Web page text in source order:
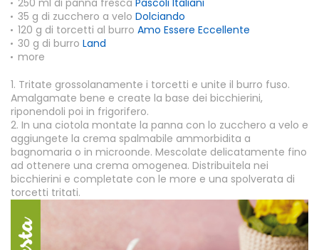
250 ml di panna fresca Pascoli Italiani
35 g di zucchero a velo Dolciando
120 g di torcetti al burro Amo Essere Eccellente
30 g di burro Land
more
1. Tritate grossolanamente i torcetti e unite il burro fuso.
Amalgamate bene e create la base dei bicchierini,
riponendoli poi in frigorifero.
2. In una ciotola montate la panna con lo zucchero a velo e
aggiungete la crema spalmabile ammorbidita a
bagnomaria o in microonde. Mescolate delicatamente fino
ad ottenere una crema omogenea. Distribuitela nei
bicchierini e completate con le more e una spolverata di
torcetti tritati.